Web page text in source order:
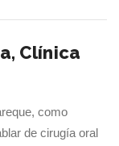
Clínica
como
de cirugía oral